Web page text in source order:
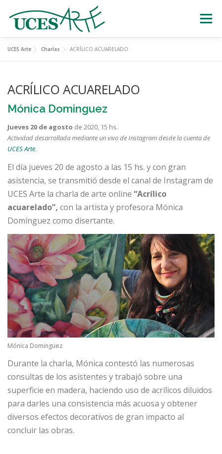
Menu
MÚSICA ESTATUAS VIVIENTES
OTRAS ACTIVIDADES
UCES Arte Charlas ACRÍLICO ACUARELADO
ACRÍLICO ACUARELADO
Mónica Dominguez
Jueves 20 de agosto de 2020, 15 hs.
Actividad desarrolladamediante un vivo de Instagram desde la cuenta de
UCES Arte.
El día jueves 20 de agosto a las 15 hs. y con gran
asistencia, se transmitió desde el canal de Instagram de
UCES Arte la charla de arte online “Acrílico
acuarelado”, con la artista y profesora Mónica
Domínguez como disertante.
Mónica Dominguez
Durante la charla, Mónica contestó las numerosas
consultas de los asistentes y trabajó sobre una
superficie en madera, haciendo uso de acrílicos diluidos
para darles una consistencia más acuosa y obtener
diversos efectos decorativos de gran impacto al
concluir las obras.